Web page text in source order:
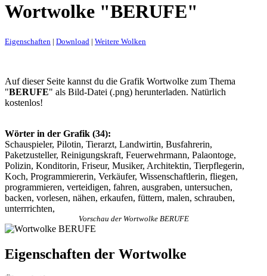
Wortwolke "BERUFE"
Eigenschaften | Download | Weitere Wolken
Auf dieser Seite kannst du die Grafik Wortwolke zum Thema
"BERUFE" als Bild-Datei (.png) herunterladen. Natürlich
kostenlos!
Wörter in der Grafik (34):
Schauspieler, Pilotin, Tierarzt, Landwirtin, Busfahrerin,
Paketzusteller, Reinigungskraft, Feuerwehrmann, Palaontoge,
Polizin, Konditorin, Friseur, Musiker, Architektin, Tierpflegerin,
Koch, Programmiererin, Verkäufer, Wissenschaftlerin, fliegen,
programmieren, verteidigen, fahren, ausgraben, untersuchen,
backen, vorlesen, nähen, erkaufen, füttern, malen, schrauben,
unterrrichten,
Vorschau der Wortwolke BERUFE
Eigenschaften der Wortwolke